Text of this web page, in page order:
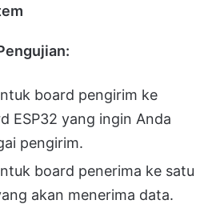
board pengirim ke
ESP32 yang ingin Anda
pengirim.
board penerima ke satu
akan menerima data.